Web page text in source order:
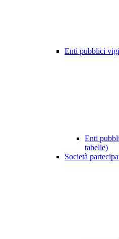
Enti pubblici
Enti
tabelle)
Società